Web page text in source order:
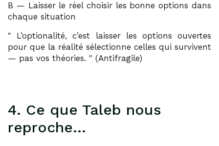
B — Laisser le réel choisir les bonne options dans
chaque situation
L’optionalité, c’est laisser les options ouvertes
pour que la réalité sélectionne celles qui survivent
— pas vos théories.
(Antifragile)
4. Ce que Taleb nous
reproche…